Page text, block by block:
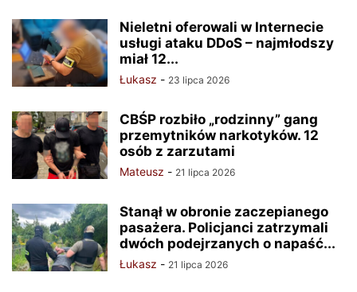
Nieletni oferowali w Internecie
usługi ataku DDoS – najmłodszy
miał 12...
Łukasz - 23 lipca 2026
CBŚP rozbiło „rodzinny” gang
przemytników narkotyków. 12
osób z zarzutami
Mateusz - 21 lipca 2026
Stanął w obronie zaczepianego
pasażera. Policjanci zatrzymali
dwóch podejrzanych o napaść...
Łukasz - 21 lipca 2026